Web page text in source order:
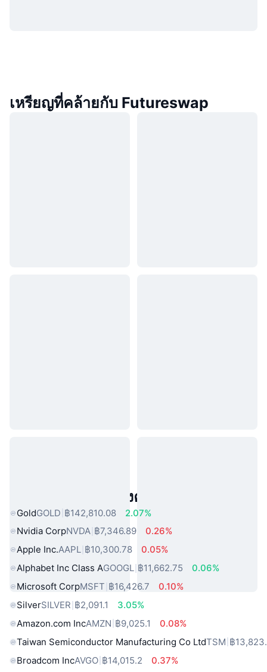
เหรียญที่คล้ายกับ Futureswap
สินทรัพย์ในโลกแห่งความจริงยอดนิยม
GoldGOLD ฿142,810.08
2.07%
Nvidia CorpNVDA ฿7,346.89
0.26%
Apple Inc.AAPL ฿10,300.78
0.05%
Alphabet Inc Class AGOOGL ฿11,662.75
0.06%
Microsoft CorpMSFT ฿16,426.7
0.10%
SilverSILVER ฿2,091.1
3.05%
Amazon.com IncAMZN ฿9,025.1
0.08%
Taiwan Semiconductor Manufacturing Co LtdTSM ฿
Broadcom IncAVGO ฿14,015.2
0.37%